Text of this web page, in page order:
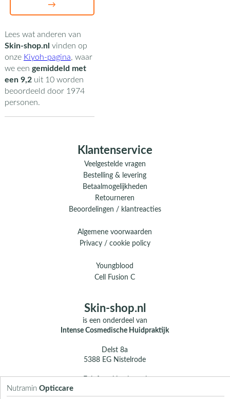
Nutramin Opticcare
→
Lees wat anderen van
Skin-shop.nl vinden op
onze Kiyoh-pagina, waar
we een gemiddeld met
een 9,2uit 10worden
beoordeeld door 1974
personen.
Klantenservice
Veelgestelde vragen
Bestelling & levering
Betaalmogelijkheden
Retourneren
Beoordelingen / klantreacties
Algemene voorwaarden
Privacy / cookie policy
Youngblood
Cell Fusion C
Skin-shop.nl
is een onderdeel van
Intense Cosmedische Huidpraktijk
Delst 8a
5388 EG Nistelrode